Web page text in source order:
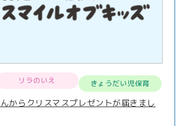
リラのいえ きょうだい児保育
からクリスマスプレゼントが届きまし